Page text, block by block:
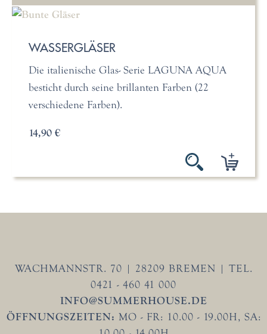
WASSERGLÄSER
Die italienische Glas- Serie LAGUNA AQUA
besticht durch seine brillanten Farben (22
verschiedene Farben).
14,90 €
WACHMANNSTR. 70 | 28209 BREMEN | TEL.
0421 - 460 41 000
INFO@SUMMERHOUSE.DE
ÖFFNUNGSZEITEN: MO - FR: 10.00 - 19.00H, SA: